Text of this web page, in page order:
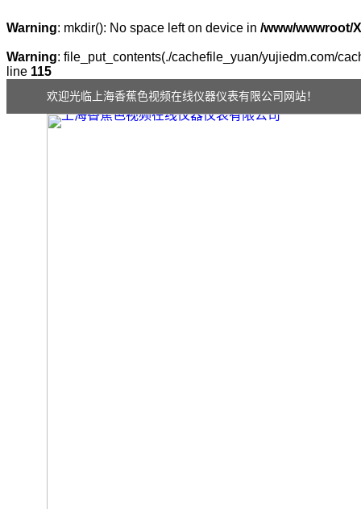
Warning: mkdir(): No space left on device in /www/wwwroot/
Warning: file_put_contents(./cachefile_yuan/yujiedm.com/
line 115
欢迎光临上海香蕉色视频在线仪器仪表有限公司网站！